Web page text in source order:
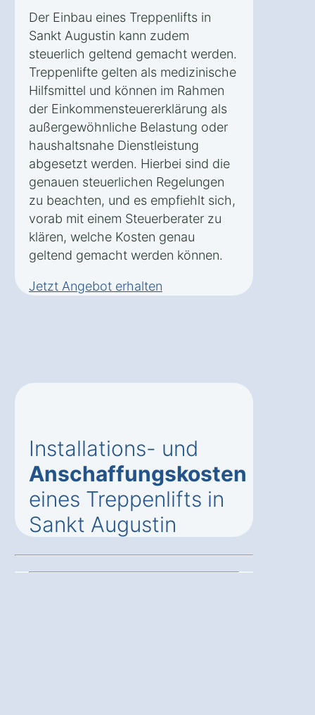
Der Einbau eines Treppenlifts in
Sankt Augustin kann zudem
steuerlich geltend gemacht werden.
Treppenlifte gelten als medizinische
Hilfsmittel und können im Rahmen
der Einkommensteuererklärung als
außergewöhnliche Belastung oder
haushaltsnahe Dienstleistung
abgesetzt werden. Hierbei sind die
genauen steuerlichen Regelungen
zu beachten, und es empfiehlt sich,
vorab mit einem Steuerberater zu
klären, welche Kosten genau
geltend gemacht werden können.
Jetzt Angebot erhalten
Installations- und
Anschaffungskosten
eines Treppenlifts in
Sankt Augustin